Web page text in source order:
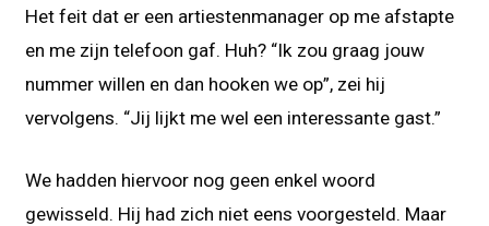
Het feit dat er een artiestenmanager op me afstapte
en me zijn telefoon gaf. Huh? “Ik zou graag jouw
nummer willen en dan hooken we op”, zei hij
vervolgens. “Jij lijkt me wel een interessante gast.”
We hadden hiervoor nog geen enkel woord
gewisseld. Hij had zich niet eens voorgesteld. Maar